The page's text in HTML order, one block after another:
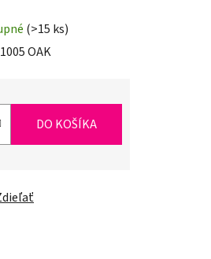
(>15 ks)
OAK
DO KOŠÍKA